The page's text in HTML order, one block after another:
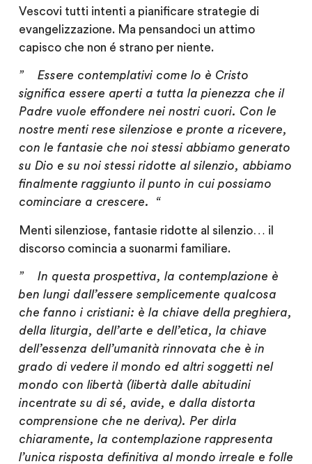
Vescovi tutti intenti a pianificare strategie di
evangelizzazione. Ma pensandoci un attimo
capisco che non é strano per niente.
” Essere contemplativi come lo è Cristo
significa essere aperti a tutta la pienezza che il
Padre vuole effondere nei nostri cuori. Con le
nostre menti rese silenziose e pronte a ricevere,
con le fantasie che noi stessi abbiamo generato
su Dio e su noi stessi ridotte al silenzio, abbiamo
finalmente raggiunto il punto in cui possiamo
cominciare a crescere. “
Menti silenziose, fantasie ridotte al silenzio… il
discorso comincia a suonarmi familiare.
” In questa prospettiva, la contemplazione è
ben lungi dall’essere semplicemente qualcosa
che fanno i cristiani: è la chiave della preghiera,
della liturgia, dell’arte e dell’etica, la chiave
dell’essenza dell’umanità rinnovata che è in
grado di vedere il mondo ed altri soggetti nel
mondo con libertà (libertà dalle abitudini
incentrate su di sé, avide, e dalla distorta
comprensione che ne deriva). Per dirla
chiaramente, la contemplazione rappresenta
l’unica risposta definitiva al mondo irreale e folle